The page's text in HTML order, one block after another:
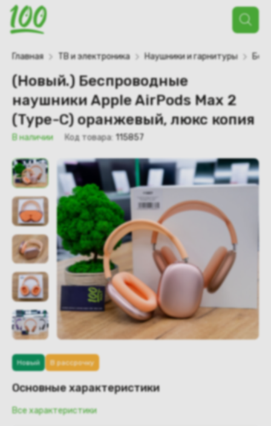
Поиск
товаров
Главная ТВ и электроника Наушники и гарнитуры
(Новый.) Беспроводные
наушники Apple AirPods Max 2
(Type-C) оранжевый, люкс копия
В наличии Код товара: 115857
Новый В рассрочку
Основные характеристики
Все характеристики